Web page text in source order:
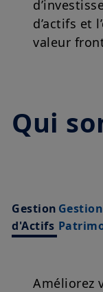
d’actifs et
valeur
Qui
Gestion
d'Actifs
Gestion
Améliorez